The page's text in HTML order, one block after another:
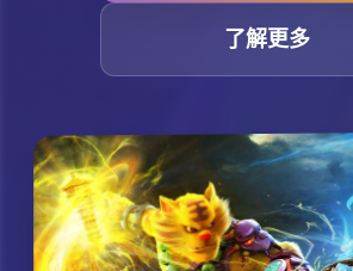
了解更多